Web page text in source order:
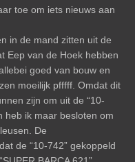
toe om iets nieuws aan
in de mand zitten uit de
Eep van de Hoek hebben
goed van bouw en
moeilijk pfffff. Omdat dit
zijn om uit de “10-
heb ik maar besloten om
De
de “10-742” gekoppeld